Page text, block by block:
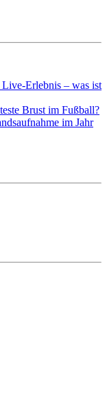
Erlebnis – was ist
Brust im Fußball?
im Jahr